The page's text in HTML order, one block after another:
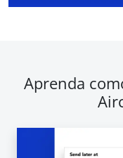
Aprenda